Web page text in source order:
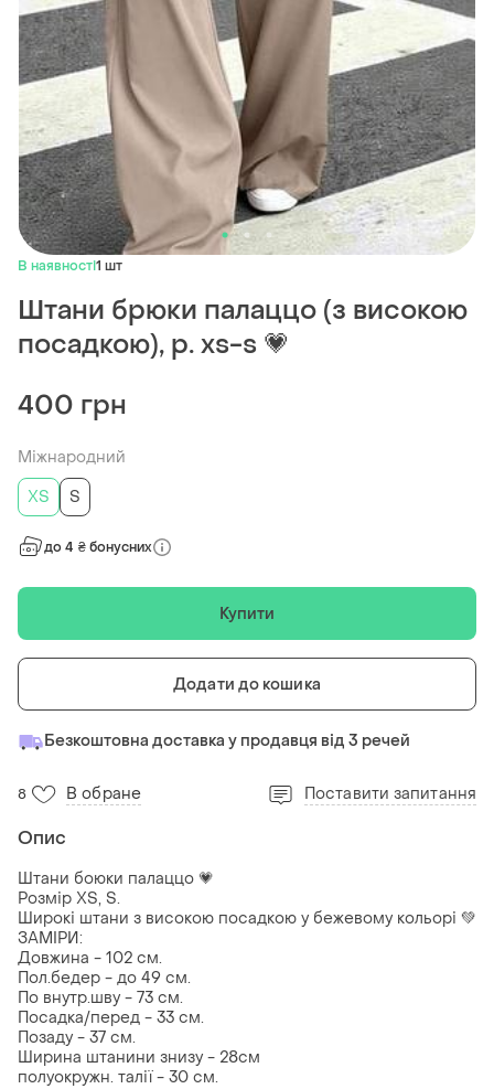
В наявності1 шт
Штани брюки палаццо (з високою
посадкою), р. xs-s 💗
400 грн
Міжнародний
ХS
S
до 4 ₴ бонусних
Купити
Додати до кошика
Безкоштовна доставка у продавця від 3 речей
8 В обране Поставити запитання
Опис
Штани боюки палаццо 💗
Розмір XS, S.
Широкі штани з високою посадкою у бежевому кольорі 💚
ЗАМІРИ:
Довжина - 102 см.
Пол.бедер - до 49 см.
По внутр.шву - 73 см.
Посадка/перед - 33 см.
Позаду - 37 см.
Ширина штанини знизу - 28см
полуокружн. талії - 30 см.